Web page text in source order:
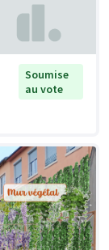
Soumise
au vote